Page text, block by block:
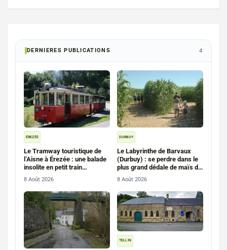
DERNIERES PUBLICATIONS 4
ÉREZÉE
Le Tramway touristique de
l’Aisne à Érezée : une balade
insolite en petit train
d’Ardenne
8 Août 2026
DURBUY
Le Labyrinthe de Barvaux
(Durbuy) : se perdre dans le
plus grand dédale de maïs de
Wallonie
8 Août 2026
TELLIN